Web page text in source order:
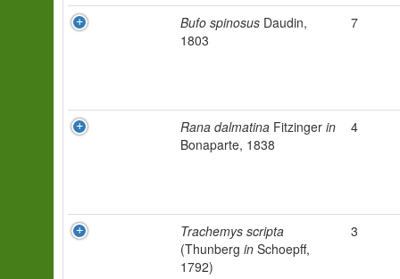
Bufo spinosus Daudin,
1803
7
Rana dalmatina Fitzinger in
Bonaparte, 1838
4
Trachemys scripta
(Thunberg in Schoepff,
1792)
3